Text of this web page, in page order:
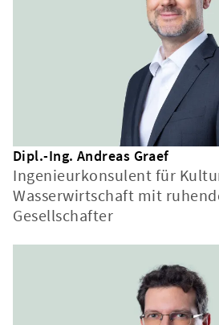
Dipl.-Ing. Andreas Graef
Ingenieurkonsulent für
Wasserwirtschaft mit
Gesellschafter